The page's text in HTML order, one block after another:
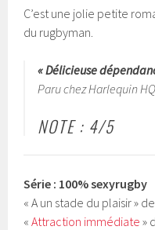
C’est une jolie petite
du rugbyman.
« Délicieuse
Paru chez Harlequin
NOTE : 4/5
Série : 100% sexyrugby
« A un stade du plaisir »
«Attraction immédiate »